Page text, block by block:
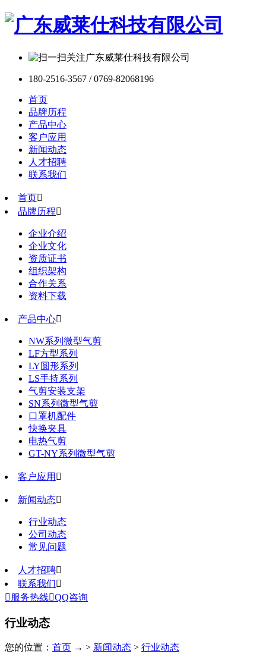
180-2516-3567 / 0769-82068196
首页
品牌历程
产品中心
客户应用
新闻动态
人才招聘
联系我们
首页
品牌历程
企业介绍
企业文化
资质证书
组织架构
合作关系
资料下载
产品中心
NW系列微型气剪
LF方型系列
LY圆形系列
LS手持系列
气剪安装支架
SN系列微型气剪
口罩机配件
快换夹具
电热气剪
GT-NY系列微型气剪
客户应用 
新闻动态
行业动态
公司动态
常见问题
人才招聘
联系我们
 服务热线QQ咨询
行业动态
您的位置： 首页 → > 新闻动态 > 行业动态